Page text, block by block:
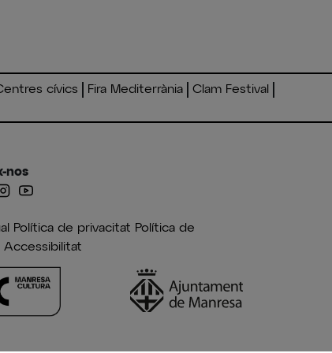
cívics Fira Mediterrània
Clam Festival
nos
Política de privacitat Política de
Accessibilitat